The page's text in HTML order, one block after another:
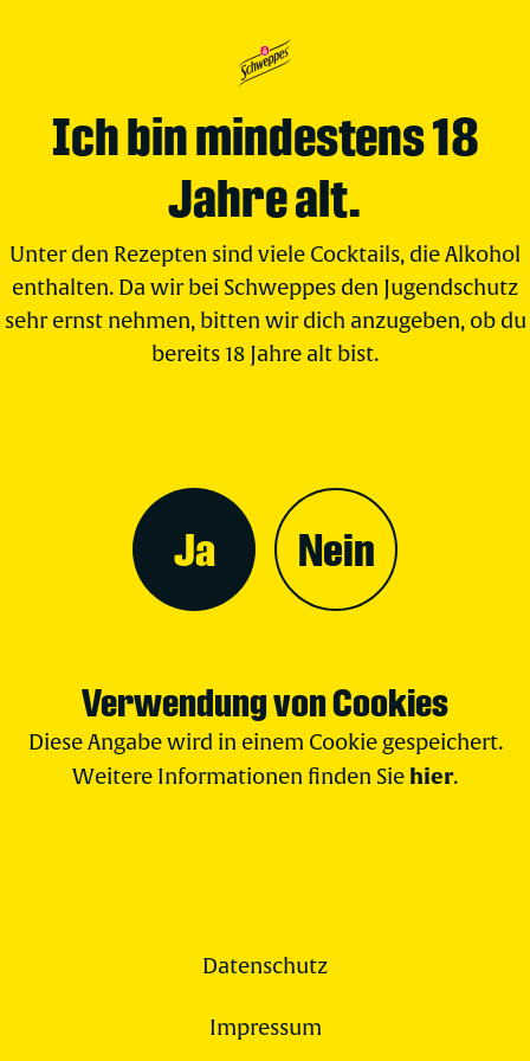
Ich bin mindestens 18
Jahre alt.
Unter den Rezepten sind viele Cocktails, die Alkohol
enthalten. Da wir bei Schweppes den Jugendschutz
sehr ernst nehmen, bitten wir dich anzugeben, ob du
bereits 18 Jahre alt bist.
Ja Nein
Verwendung von Cookies
Diese Angabe wird in einem Cookie gespeichert.
Weitere Informationen finden Sie hier.
Datenschutz
Impressum